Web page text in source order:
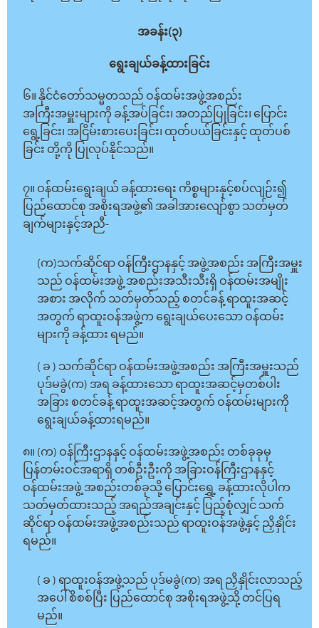
အခန်း(၃)
ရွေးချယ်ခန့်ထားခြင်း
၆။ နိုင်ငံတော်သမ္မတသည် ဝန်ထမ်းအဖွဲ့အစည်း
အကြီးအမှူးများကို ခန့်အပ်ခြင်း၊ အတည်ပြုခြင်း၊ ပြောင်း
ရွေ့ခြင်း၊ အငြိမ်းစားပေးခြင်း၊ ထုတ်ပယ်ခြင်းနှင့် ထုတ်ပစ်
ခြင်း တို့ကို ပြုလုပ်နိုင်သည်။
၇။ ဝန်ထမ်းရွေးချယ် ခန့်ထားရေး ကိစ္စများနှင့်စပ်လျဉ်း၍
ပြည်ထောင်စု အစိုးရအဖွဲ့၏ အခါအားလျော်စွာ သတ်မှတ်
ချက်များနှင့်အညီ-
(က)သက်ဆိုင်ရာ ဝန်ကြီးဌာနနှင့် အဖွဲ့အစည်း အကြီးအမှူး
သည် ဝန်ထမ်းအဖွဲ့ အစည်းအသီးသီးရှိ ဝန်ထမ်းအမျိုး
အစား အလိုက် သတ်မှတ်သည့် စတင်ခန့် ရာထူးအဆင့်
အတွက် ရာထူးဝန်အဖွဲ့က ရွေးချယ်ပေးသော ဝန်ထမ်း
များကို ခန့်ထား ရမည်။
( ခ ) သက်ဆိုင်ရာ ဝန်ထမ်းအဖွဲ့အစည်း အကြီးအမှူးသည်
ပုဒ်မခွဲ(က) အရ ခန့်ထားသော ရာထူးအဆင့်မှတစ်ပါး
အခြား စတင်ခန့် ရာထူးအဆင့်အတွက် ဝန်ထမ်းများကို
ရွေးချယ်ခန့်ထားရမည်။
၈။ (က) ဝန်ကြီးဌာနနှင့် ဝန်ထမ်းအဖွဲ့အစည်း တစ်ခုခုမှ
ပြန်တမ်းဝင်အရာရှိ တစ်ဦးဦးကို အခြားဝန်ကြီးဌာနနှင့်
ဝန်ထမ်းအဖွဲ့ အစည်းတစ်ခုသို့ ပြောင်းရွှေ့ ခန့်ထားလိုပါက
သတ်မှတ်ထားသည့် အရည်အချင်းနှင့် ပြည့်စုံလျှင် သက်
ဆိုင်ရာ ဝန်ထမ်းအဖွဲ့အစည်းသည် ရာထူးဝန်အဖွဲ့နှင့် ညှိနှိုင်း
ရမည်။
( ခ ) ရာထူးဝန်အဖွဲ့သည် ပုဒ်မခွဲ(က) အရ ညှိနှိုင်းလာသည့်
အပေါ် စိစစ်ပြီး ပြည်ထောင်စု အစိုးရအဖွဲ့သို့ တင်ပြရ
မည်။